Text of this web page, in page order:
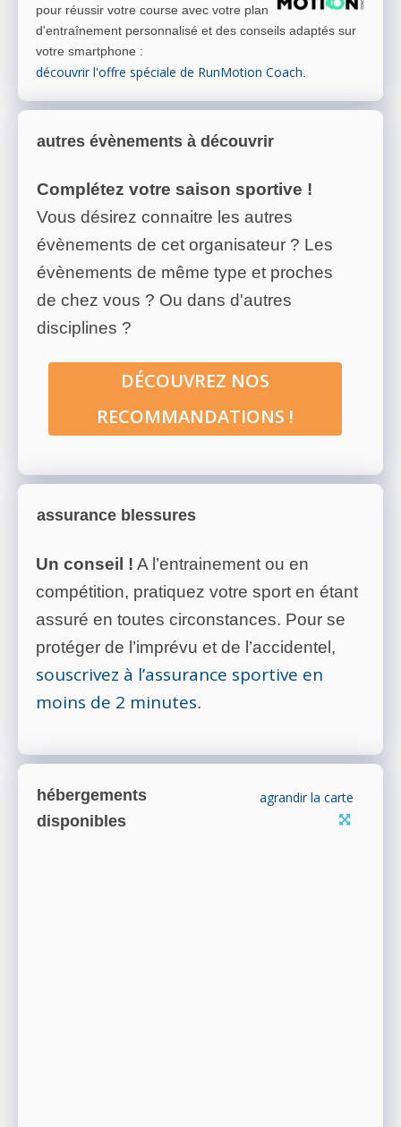
pour réussir votre course avec votre plan
d'entraînement personnalisé et des conseils adaptés sur
votre smartphone :
découvrir l'offre spéciale de RunMotion Coach.
autres évènements à découvrir
Complétez votre saison sportive !
Vous désirez connaitre les autres
évènements de cet organisateur ? Les
évènements de même type et proches
de chez vous ? Ou dans d'autres
disciplines ?
DÉCOUVREZ NOS
RECOMMANDATIONS !
assurance blessures
Un conseil ! A l’entrainement ou en
compétition, pratiquez votre sport en étant
assuré en toutes circonstances. Pour se
protéger de l’imprévu et de l’accidentel,
souscrivez à l’assurance sportive en
moins de 2 minutes.
hébergements
disponibles
agrandir la carte